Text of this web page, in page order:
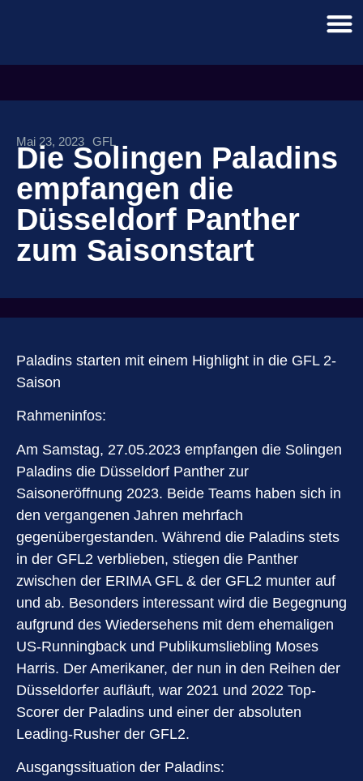
Mai 23, 2023 GFL
Die Solingen Paladins
empfangen die
Düsseldorf Panther
zum Saisonstart
Paladins starten mit einem Highlight in die GFL 2-
Saison
Rahmeninfos:
Am Samstag, 27.05.2023 empfangen die Solingen
Paladins die Düsseldorf Panther zur
Saisoneröffnung 2023. Beide Teams haben sich in
den vergangenen Jahren mehrfach
gegenübergestanden. Während die Paladins stets
in der GFL2 verblieben, stiegen die Panther
zwischen der ERIMA GFL & der GFL2 munter auf
und ab. Besonders interessant wird die Begegnung
aufgrund des Wiedersehens mit dem ehemaligen
US-Runningback und Publikumsliebling Moses
Harris. Der Amerikaner, der nun in den Reihen der
Düsseldorfer aufläuft, war 2021 und 2022 Top-
Scorer der Paladins und einer der absoluten
Leading-Rusher der GFL2.
Ausgangssituation der Paladins: